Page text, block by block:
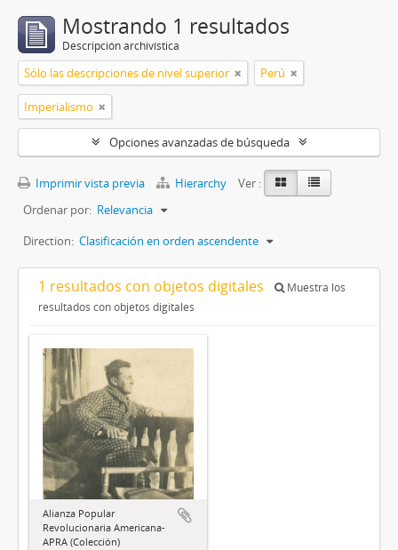
Mostrando 1 resultados
Descripción archivística
Sólo las descripciones de nivel superior Perú
Imperialismo
Opciones avanzadas de búsqueda
Imprimir vista previa Hierarchy
Ver :
Ordenar por: Relevancia
Direction: Clasificación en orden ascendente
1 resultados con objetos digitales
Muestra los
resultados con objetos digitales
Alianza Popular
Revolucionaria Americana-
APRA (Colección)